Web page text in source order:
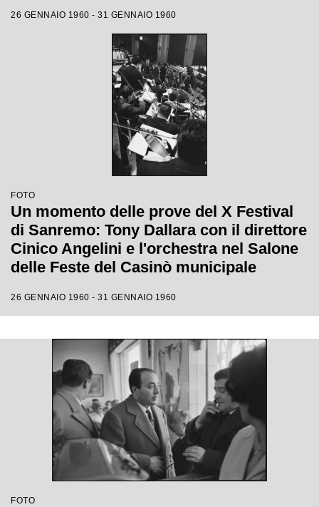
26 GENNAIO 1960 - 31 GENNAIO 1960
FOTO
Un momento delle prove del X Festival
di Sanremo: Tony Dallara con il direttore
Cinico Angelini e l'orchestra nel Salone
delle Feste del Casinò municipale
26 GENNAIO 1960 - 31 GENNAIO 1960
FOTO